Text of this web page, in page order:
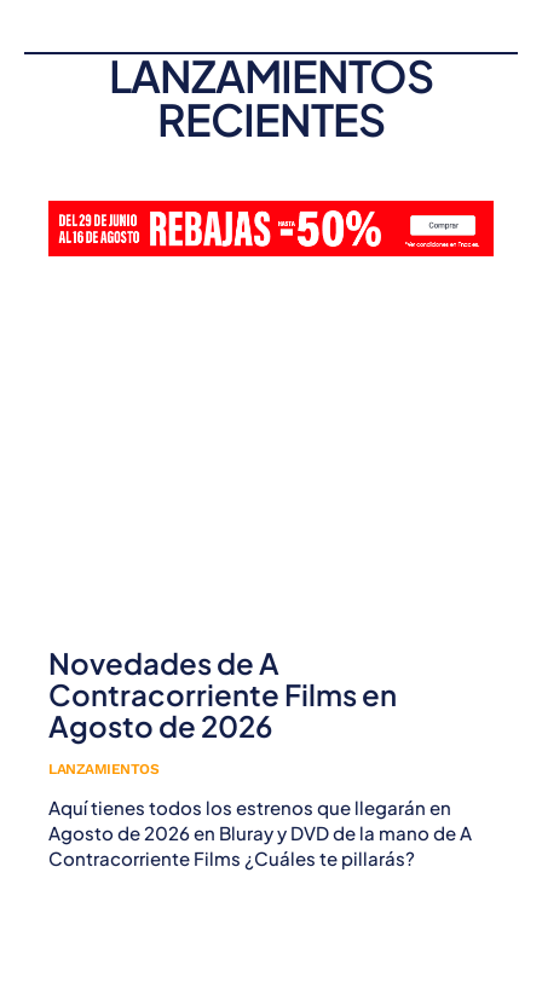
LANZAMIENTOS
RECIENTES
Novedades de A
Contracorriente Films en
Agosto de 2026
LANZAMIENTOS
Aquí tienes todos los estrenos que llegarán en
Agosto de 2026 en Bluray y DVD de la mano de A
Contracorriente Films ¿Cuáles te pillarás?